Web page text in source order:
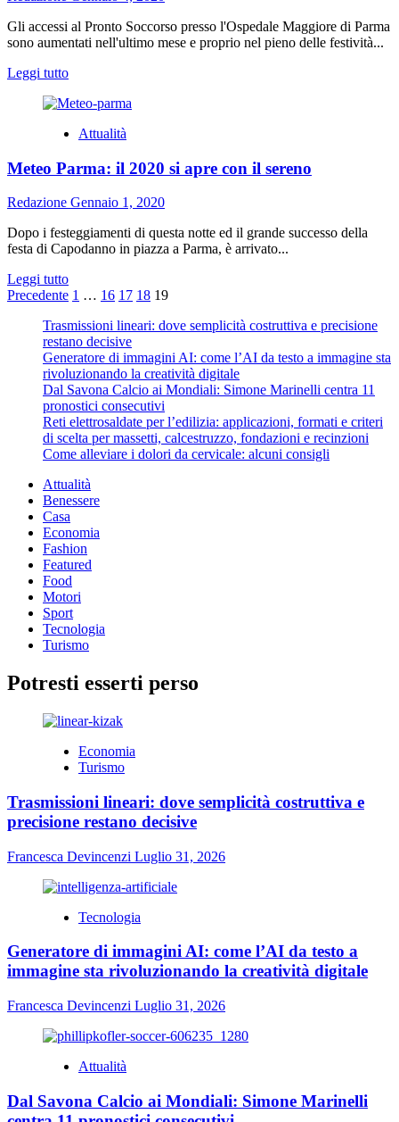
ora
è
semplice
Gli accessi al Pronto Soccorso presso l'Ospedale Maggiore di Parma
sono aumentati nell'ultimo mese e proprio nel pieno delle festività...
Leggi tuttoLeggi
più
L’Ospedale
di
si
per
l’influenza
fine
gennaio
Attualità
Meteo Parma: il 2020 si apre con il sereno
Redazione Gennaio 1, 2020
Dopo i festeggiamenti di questa notte ed il grande successo della
festa di Capodanno in piazza a Parma, è arrivato...
Leggi tuttoLeggi
di
su
Meteo
Parma:
il
2020
si
apre
con
il
Paginazione
degli
articoli
Precedente 1 … 16 17 18 19
Trasmissioni lineari: dove semplicità costruttiva e precisione
restano decisive
Generatore di immagini AI: come l’AI da testo a immagine sta
rivoluzionando la creatività digitale
Dal Savona Calcio ai Mondiali: Simone Marinelli centra 11
pronostici consecutivi
Reti elettrosaldate per l’edilizia: applicazioni, formati e criteri
di scelta per massetti, calcestruzzo, fondazioni e recinzioni
Come alleviare i dolori da cervicale: alcuni consigli
Attualità
Benessere
Casa
Economia
Fashion
Featured
Food
Motori
Sport
Tecnologia
Turismo
Potresti esserti perso
Economia
Turismo
Trasmissioni lineari: dove semplicità costruttiva e
precisione restano decisive
Francesca Devincenzi Luglio 31, 2026
Tecnologia
Generatore di immagini AI: come l’AI da testo a
immagine sta rivoluzionando la creatività digitale
Francesca Devincenzi Luglio 31, 2026
Attualità
Dal Savona Calcio ai Mondiali: Simone Marinelli